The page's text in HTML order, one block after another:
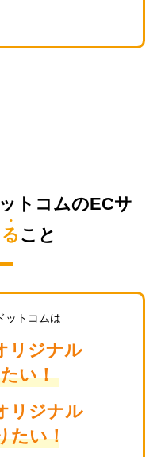
トコムのECサ
こと
ットコムは
リジナル
い！
リジナル
たい！